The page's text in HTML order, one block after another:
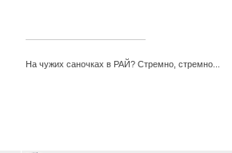
На чужих саночках в РАЙ? Стремно, стремно...